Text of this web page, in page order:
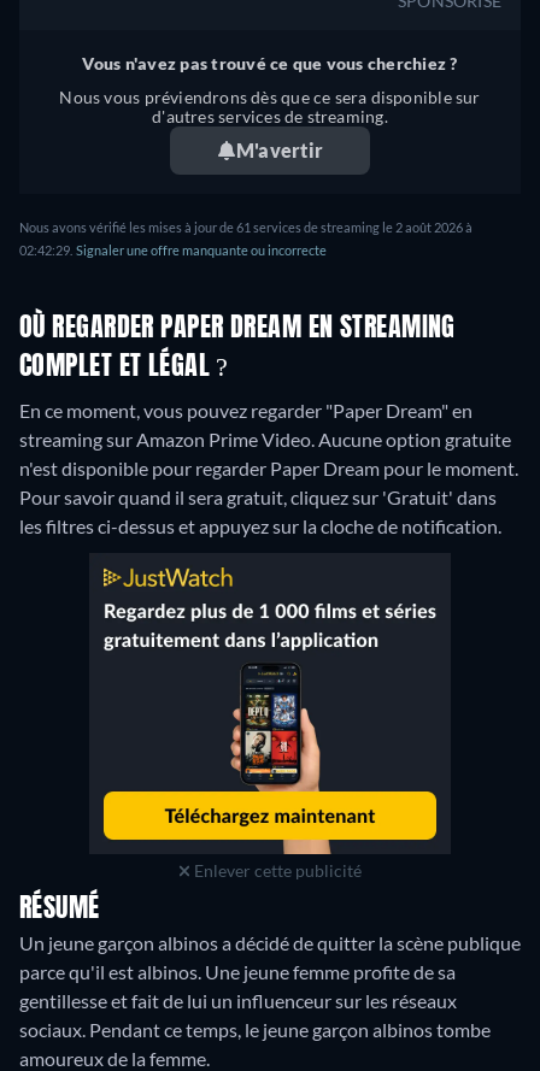
Vous n'avez pas trouvé ce que vous cherchiez ?
Nous vous préviendrons dès que ce sera disponible sur
d'autres services de streaming.
M'avertir
Nous avons vérifié les mises à jour de 61 services de streaming le 2 août 2026 à
02:42:29. Signaler une offre manquante ou incorrecte
OÙ REGARDER PAPER DREAM EN STREAMING
COMPLET ET LÉGAL ?
En ce moment, vous pouvez regarder "Paper Dream" en
streaming sur Amazon Prime Video.Aucune option gratuite
n'est disponible pour regarder Paper Dream pour le moment.
Pour savoir quand il sera gratuit, cliquez sur 'Gratuit' dans
les filtres ci-dessus et appuyez sur la cloche de notification.
Enlever cette publicité
RÉSUMÉ
Un jeune garçon albinos a décidé de quitter la scène publique
parce qu'il est albinos. Une jeune femme profite de sa
gentillesse et fait de lui un influenceur sur les réseaux
sociaux. Pendant ce temps, le jeune garçon albinos tombe
amoureux de la femme.